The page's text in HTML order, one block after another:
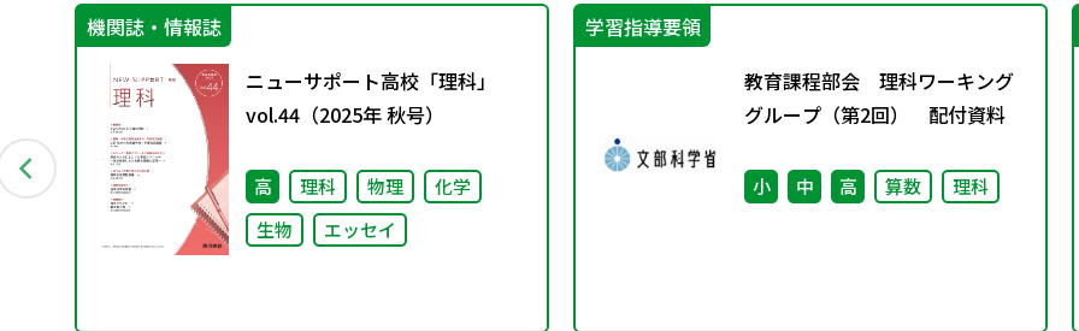
機関誌・情報誌
ニューサポート高校「理科」
vol.44（2025年 秋号）
高 理科 物理
化学
生物
エッセイ
学習指導要領
教育課程部会 理科ワーキング
グループ（第2回） 配付資料
小 中 高 算数 理科